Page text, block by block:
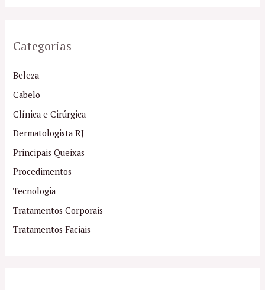
Categorias
Beleza
Cabelo
Clínica e Cirúrgica
Dermatologista RJ
Principais Queixas
Procedimentos
Tecnologia
Tratamentos Corporais
Tratamentos Faciais